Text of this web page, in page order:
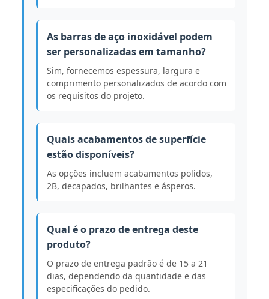
As barras de aço inoxidável podem
ser personalizadas em tamanho?
Sim, fornecemos espessura, largura e
comprimento personalizados de acordo com
os requisitos do projeto.
Quais acabamentos de superfície
estão disponíveis?
As opções incluem acabamentos polidos,
2B, decapados, brilhantes e ásperos.
Qual é o prazo de entrega deste
produto?
O prazo de entrega padrão é de 15 a 21
dias, dependendo da quantidade e das
especificações do pedido.